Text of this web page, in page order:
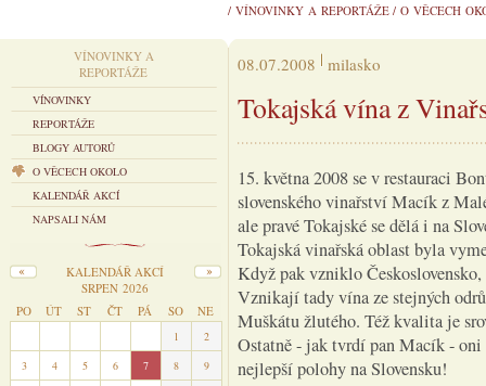
/ VÍNOVINKY A REPORTÁŽE / O VĚCECH
VÍNOVINKY A
REPORTÁŽE
VÍNOVINKY
REPORTÁŽE
BLOGY AUTORŮ
O VĚCECH OKOLO
KALENDÁŘ AKCÍ
NAPSALI NÁM
KALENDÁŘ AKCÍ
SRPEN 2026
PO
ÚT ST ČT PÁ SO NE
1
2
3
4 5 6 7 8
9
08.07.2008 milasko
Tokajská vína z
15. května 2008 se v restauraci
slovenského vinařství Macík z
ale pravé Tokajské se dělá i na
Tokajská vinařská oblast byla
Když pak vzniklo
Vznikají tady vína ze stejných
Muškátu žlutého. Též kvalita je
Ostatně - jak tvrdí pan Macík -
nejlepší polohy na Slovensku!